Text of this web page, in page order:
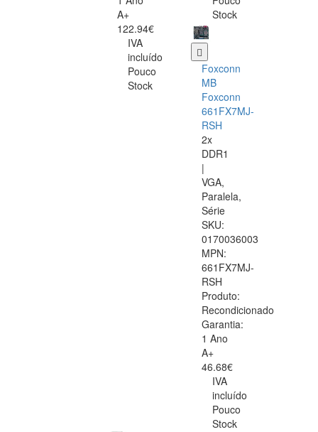
A+
122.94€
IVA
incluído
Pouco
Stock
Stock
Foxconn
MB
Foxconn
661FX7MJ-
RSH
2x
DDR1
|
VGA,
Paralela,
Série
SKU:
0170036003
MPN:
661FX7MJ-
RSH
Produto:
Recondicionado
Garantia:
1 Ano
A+
46.68€
IVA
incluído
Pouco
Stock